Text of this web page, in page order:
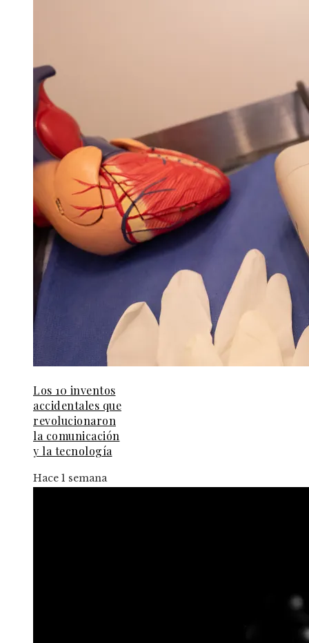
Los 10 inventos
accidentales que
revolucionaron
la comunicación
y la tecnología
Hace 1 semana